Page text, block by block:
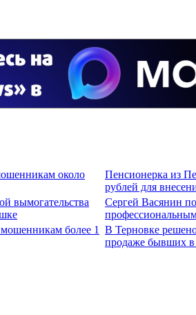
около
Пенсионерка из
рублей для
вымогательства
Сергей Васянин
более 1
В Терновке
продаже бывших в